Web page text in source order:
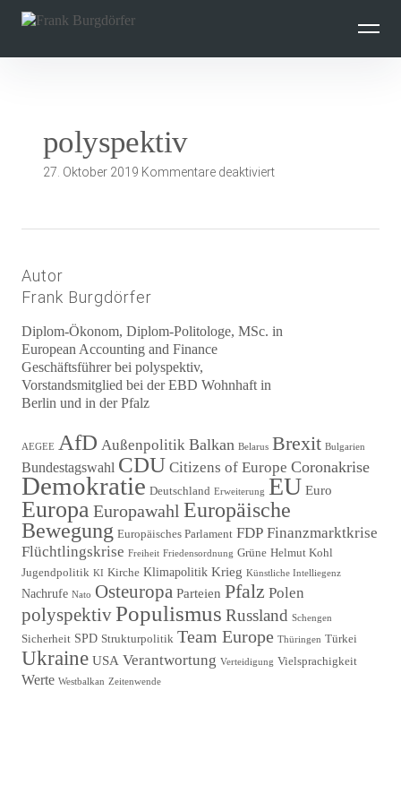
überspringen
polyspektiv
27. Oktober 2019 Kommentare deaktiviertfür
Autor
Frank Burgdörfer
Diplom-Ökonom, Diplom-Politologe, MSc. in
European Accounting and Finance
Geschäftsführer bei polyspektiv,
Vorstandsmitglied bei der EBD Wohnhaft in
Berlin und in der Pfalz
AEGEE AfD Außenpolitik Balkan Belarus Brexit Bulgarien
Bundestagswahl CDU Citizens of Europe Coronakrise
Demokratie Deutschland Erweiterung EU Euro
Europa Europawahl Europäische
Bewegung Europäisches Parlament FDP Finanzmarktkrise
Flüchtlingskrise Freiheit Friedensordnung Grüne Helmut Kohl
Jugendpolitik KI Kirche Klimapolitik Krieg Künstliche Intelliegenz
Nachrufe Nato Osteuropa Parteien Pfalz Polen
polyspektivPopulismus Russland Schengen
Sicherheit SPD Strukturpolitik Team Europe Thüringen Türkei
Ukraine USA Verantwortung Verteidigung Vielsprachigkeit
Werte Westbalkan Zeitenwende